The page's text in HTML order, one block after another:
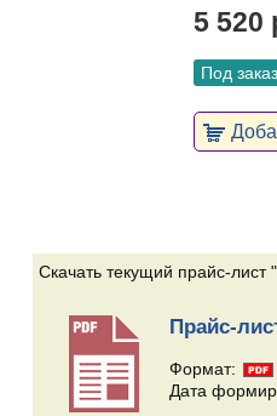
5 520
Под заказ
Скачать текущий прайс-лист "
Прайс-
Формат:
Дата